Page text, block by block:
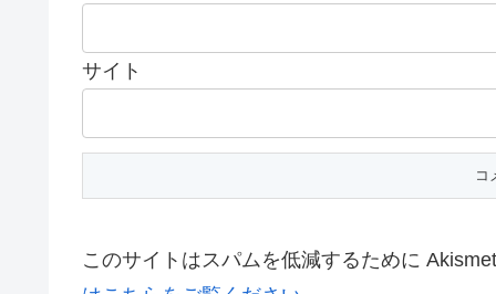
サイト
このサイトはスパムを低減するために